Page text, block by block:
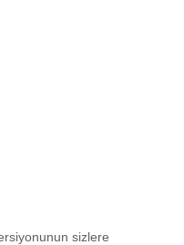
sizlere